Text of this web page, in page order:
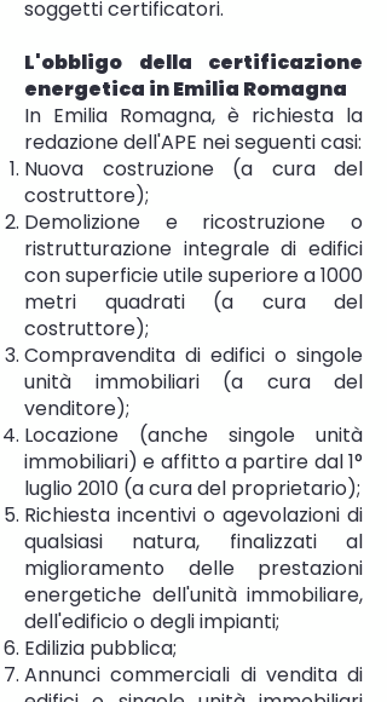
soggetti certificatori.
L'obbligo della certificazione
energetica in Emilia Romagna
In Emilia Romagna, è richiesta la
redazione dell'APE nei seguenti casi:
Nuova costruzione (a cura del
costruttore);
Demolizione e ricostruzione o
ristrutturazione integrale di edifici
con superficie utile superiore a 1000
metri quadrati (a cura del
costruttore);
Compravendita di edifici o singole
unità immobiliari (a cura del
venditore);
Locazione (anche singole unità
immobiliari) e affitto a partire dal 1°
luglio 2010 (a cura del proprietario);
Richiesta incentivi o agevolazioni di
qualsiasi natura, finalizzati al
miglioramento delle prestazioni
energetiche dell'unità immobiliare,
dell'edificio o degli impianti;
Edilizia pubblica;
Annunci commerciali di vendita di